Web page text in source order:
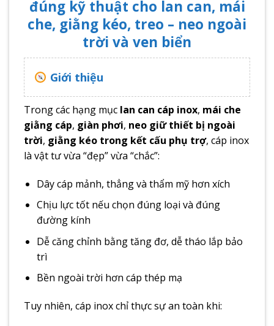
đúng kỹ thuật cho lan can, mái
che, giằng kéo, treo – neo ngoài
trời và ven biển
Giới thiệu
Trong các hạng mục lan can cáp inox, mái che
giằng cáp, giàn phơi, neo giữ thiết bị ngoài
trời, giằng kéo trong kết cấu phụ trợ, cáp inox
là vật tư vừa “đẹp” vừa “chắc”:
Dây cáp mảnh, thẳng và thẩm mỹ hơn xích
Chịu lực tốt nếu chọn đúng loại và đúng
đường kính
Dễ căng chỉnh bằng tăng đơ, dễ tháo lắp bảo
trì
Bền ngoài trời hơn cáp thép mạ
Tuy nhiên, cáp inox chỉ thực sự an toàn khi: